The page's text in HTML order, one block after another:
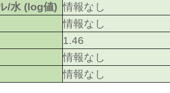
/水 (log値) 情報なし
情報なし
1.46
情報なし
情報なし